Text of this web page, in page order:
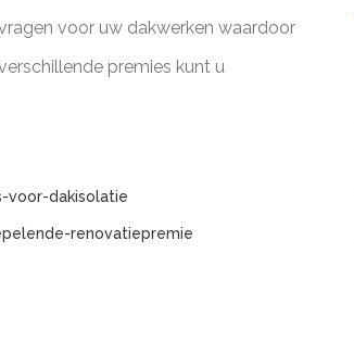
voor uw dakwerken waardoor
premies kunt u
voor-dakisolatie
renovatiepremie